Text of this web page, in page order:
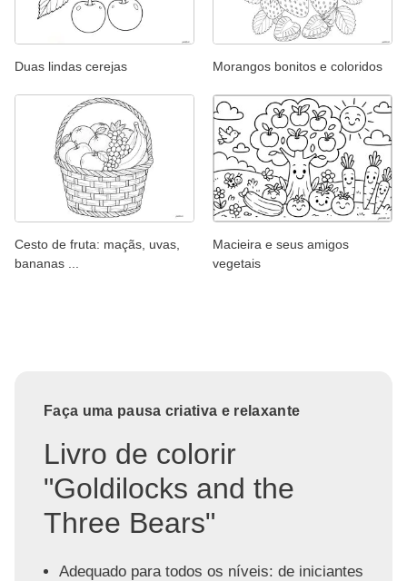
Duas lindas cerejas Morangos bonitos e coloridos
Cesto de fruta: maçãs, uvas,
bananas ...
Macieira e seus amigos
vegetais
Faça uma pausa criativa e relaxante
Livro de colorir
"Goldilocks and the
Three Bears"
Adequado para todos os níveis: de iniciantes